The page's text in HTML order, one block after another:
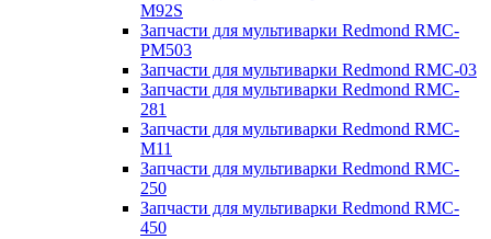
M92S
Запчасти для мультиварки Redmond RMC-
PM503
Запчасти для мультиварки Redmond RMC-03
Запчасти для мультиварки Redmond RMC-
281
Запчасти для мультиварки Redmond RMC-
M11
Запчасти для мультиварки Redmond RMC-
250
Запчасти для мультиварки Redmond RMC-
450